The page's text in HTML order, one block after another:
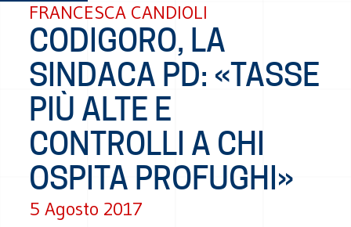
FRANCESCA CANDIOLI
CODIGORO, LA
SINDACA PD: «TASSE
PIÙ ALTE E
CONTROLLI A CHI
OSPITA PROFUGHI»
5 Agosto 2017